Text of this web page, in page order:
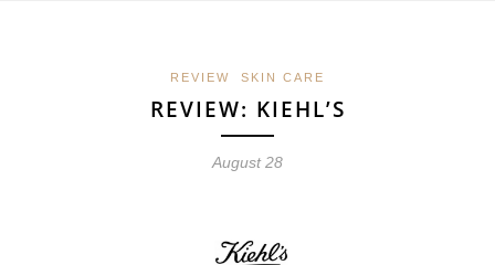
REVIEW SKIN CARE
REVIEW: KIEHL’S
August 28